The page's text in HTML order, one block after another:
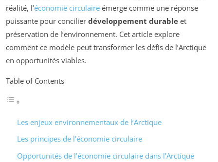
réalité, l’économie circulaire émerge comme une réponse
puissante pour concilier développement durable et
préservation de l’environnement. Cet article explore
comment ce modèle peut transformer les défis de l’Arctique
en opportunités viables.
Table of Contents
Les enjeux environnementaux de l’Arctique
Les principes de l’économie circulaire
Opportunités de l’économie circulaire dans l’Arctique